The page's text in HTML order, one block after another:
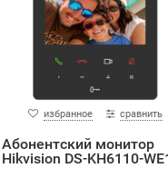
избранное сравнить
Абонентский монитор
Hikvision DS-KH6110-